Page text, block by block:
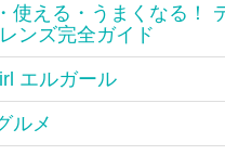
使える・うまくなる！
ンズ完全ガイド
エルガール
ルメ